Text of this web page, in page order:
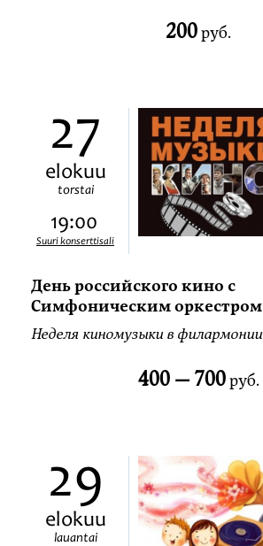
200руб.
27
elokuu
torstai
19:00
Suuri konserttisali
День российского кино с
Симфоническим оркестром
Неделя киномузыки в филармонии
400 — 700руб.
29
elokuu
lauantai